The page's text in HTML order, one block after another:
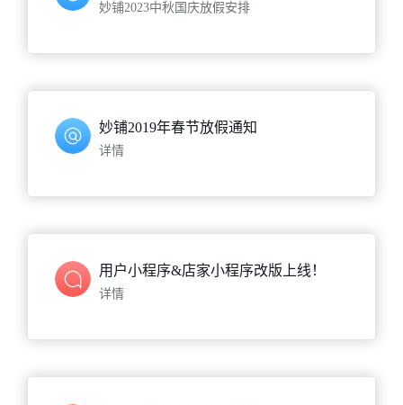
妙铺2023中秋国庆放假安排
妙铺2019年春节放假通知
详情
用户小程序&店家小程序改版上线！
详情